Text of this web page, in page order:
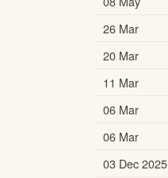
26 Mar
20 Mar
11 Mar
06 Mar
06 Mar
03 Dec 2025